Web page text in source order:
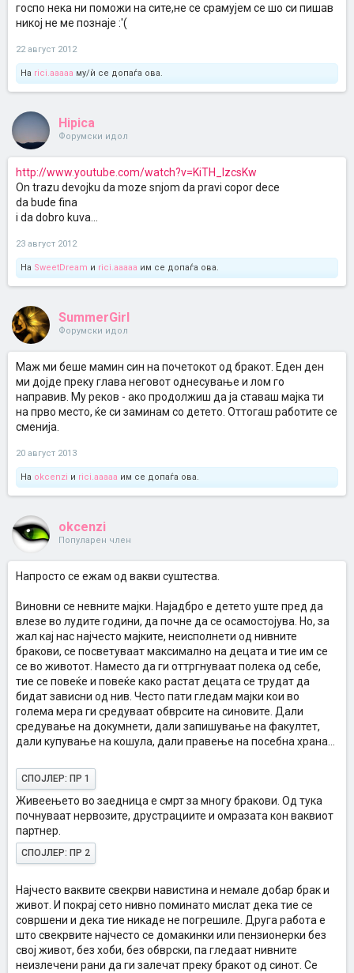
госпо нека ни поможи на сите,не се срамујем се шо си пишав
никој не ме познаје :'(
22 август 2012
На rici.aaaaa му/ѝ се допаѓа ова.
Hipica
Форумски идол
http://www.youtube.com/watch?v=KiTH_IzcsKw
On trazu devojku da moze snjom da pravi copor dece
da bude fina
i da dobro kuva...
23 август 2012
На SweetDream и rici.aaaaa им се допаѓа ова.
SummerGirl
Форумски идол
Маж ми беше мамин син на почетокот од бракот. Еден ден
ми дојде преку глава неговот однесување и лом го
направив. Му реков - ако продолжиш да ја ставаш мајка ти
на прво место, ќе си заминам со детето. Оттогаш работите се
сменија.
20 август 2013
На okcenzi и rici.aaaaa им се допаѓа ова.
okcenzi
Популарен член
Напросто се ежам од вакви суштества.
Виновни се невните мајки. Најадбро е детето уште пред да
влезе во лудите години, да почне да се осамостојува. Но, за
жал кај нас најчесто мајките, неисполнети од нивните
бракови, се посветуваат максимално на децата и тие им се
се во животот. Наместо да ги оттргнуваат полека од себе,
тие се повеќе и повеќе како растат децата се трудат да
бидат зависни од нив. Често пати гледам мајки кои во
голема мера ги средуваат обврсите на синовите. Дали
средување на докумнети, дали запишување на факултет,
дали купување на кошула, дали правење на посебна храна...
СПОЈЛЕР: ПР 1
Живеењето во заедница е смрт за многу бракови. Од тука
почнуваат нервозите, друстрациите и омразата кон ваквиот
партнер.
СПОЈЛЕР: ПР 2
Најчесто ваквите свекрви навистина и немале добар брак и
живот. И покрај сето нивно поминато мислат дека тие се
совршени и дека тие никаде не погрешиле. Друга работа е
што свекрвите најчесто се домакинки или пензионерки без
свој живот, без хоби, без обврски, па гледаат нивните
неизлечени рани да ги залечат преку бракот од синот. Се